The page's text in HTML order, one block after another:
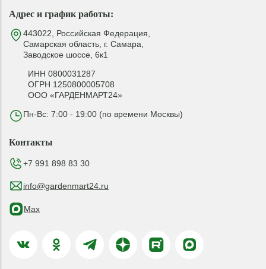
Адрес и график работы:
443022, Российская Федерация,
Самарская область, г. Самара,
Заводское шоссе, 6к1
ИНН 0800031287
ОГРН 1250800005708
ООО «ГАРДЕНМАРТ24»
Пн-Вс: 7:00 - 19:00 (по времени Москвы)
Контакты
+7 991 898 83 30
info@gardenmart24.ru
Max